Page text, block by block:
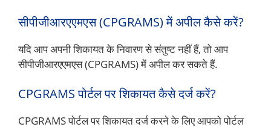
सीपीजीआरएएमएस (CPGRAMS) में अपील कैसे करें?
यदि आप अपनी शिकायत के निवारण से संतुष्ट नहीं हैं, तो आप
सीपीजीआरएएमएस (CPGRAMS) में अपील कर सकते हैं.
CPGRAMS पोर्टल पर शिकायत कैसे दर्ज करें?
CPGRAMS पोर्टल पर शिकायत दर्ज करने के लिए आपको पोर्टल